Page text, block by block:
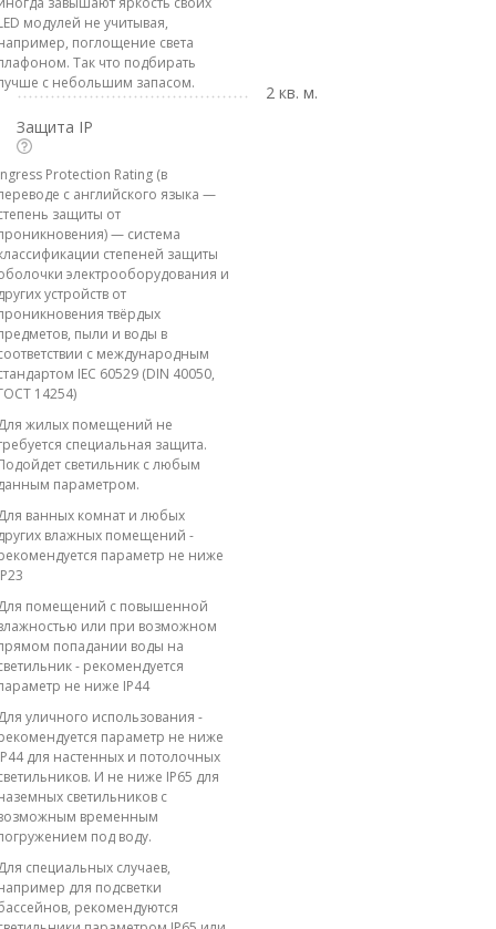
модулей не учитывая,
поглощение света
Так что подбирать
с небольшим запасом.
2 кв. м.
Защита IP
Protection Rating (в
с английского языка —
защиты от
— система
степеней защиты
электрооборудования и
устройств от
твёрдых
пыли и воды в
с международным
IEC 60529 (DIN 40050,
14254)
жилых помещений не
специальная защита.
светильник с любым
параметром.
ванных комнат и любых
влажных помещений -
параметр не ниже
помещений с повышенной
или при возможном
попадании воды на
- рекомендуется
не ниже IP44
уличного использования -
параметр не ниже
для настенных и потолочных
И не ниже IP65 для
светильников с
временным
под воду.
специальных случаев,
для подсветки
рекомендуются